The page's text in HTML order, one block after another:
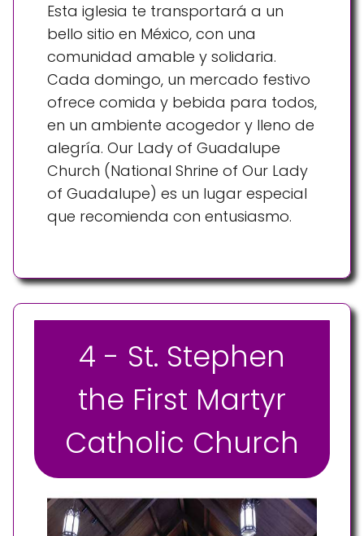
Esta iglesia te transportará a un
bello sitio en México, con una
comunidad amable y solidaria.
Cada domingo, un mercado festivo
ofrece comida y bebida para todos,
en un ambiente acogedor y lleno de
alegría. Our Lady of Guadalupe
Church (National Shrine of Our Lady
of Guadalupe) es un lugar especial
que recomienda con entusiasmo.
4 - St. Stephen
the First Martyr
Catholic Church